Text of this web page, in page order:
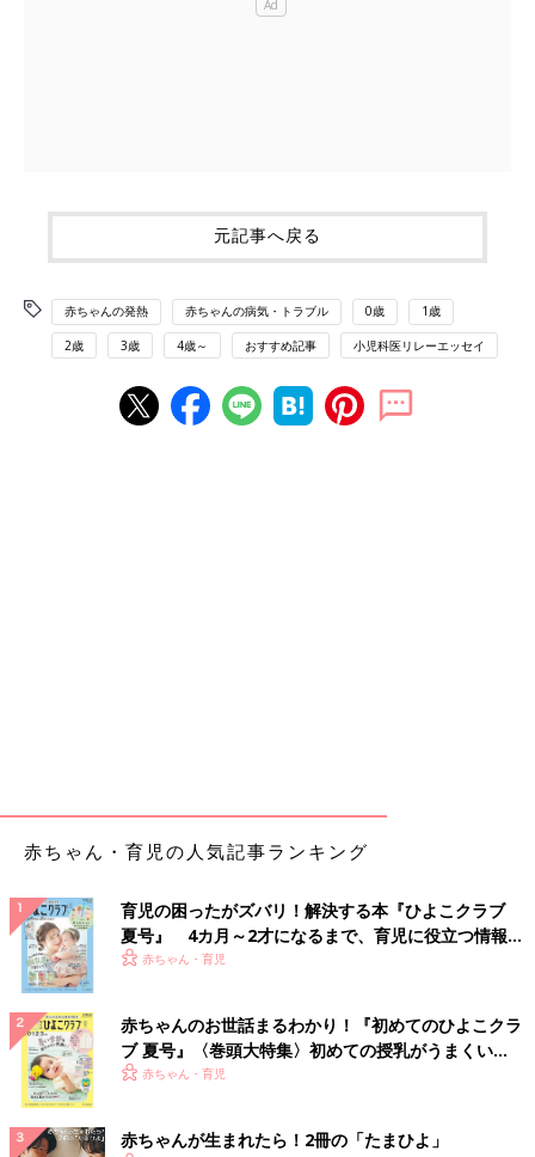
元記事へ戻る
赤ちゃんの発熱 赤ちゃんの病気・トラブル 0歳 1歳
2歳 3歳 4歳～ おすすめ記事 小児科医リレーエッセイ
赤ちゃん・育児の人気記事ランキング
育児の困ったがズバリ！解決する本『ひよこクラブ
夏号』 4カ月～2才になるまで、育児に役立つ情報が
いっぱい！
赤ちゃん・育児
赤ちゃんのお世話まるわかり！『初めてのひよこクラ
ブ 夏号』〈巻頭大特集〉初めての授乳がうまくい
く！ おっぱい・ミルクの基本と夏のトラブル 解決テ
赤ちゃん・育児
赤ちゃんが生まれたら！2冊の「たまひよ」